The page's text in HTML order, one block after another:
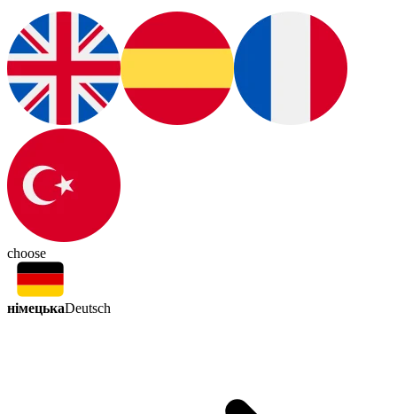
choose
німецькаDeutsch